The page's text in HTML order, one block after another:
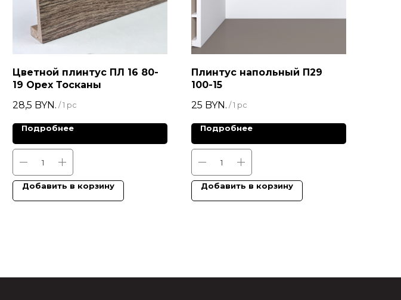
Цветной плинтус ПЛ 16 80-
19 Орех Тосканы
28,5 BYN. / 1 pc
Подробнее
Добавить в корзину
Плинтус напольный П29
100-15
25 BYN. / 1 pc
Подробнее
Добавить в корзину